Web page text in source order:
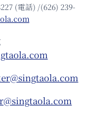
(電話) /(626) 239-